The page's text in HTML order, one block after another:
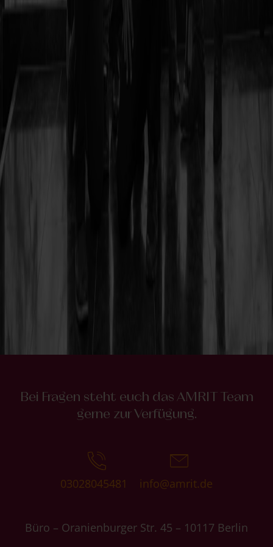
Bei Fragen steht euch das AMRIT Team
gerne zur Verfügung.
03028045481 info@amrit.de
Büro – Oranienburger Str. 45 – 10117 Berlin